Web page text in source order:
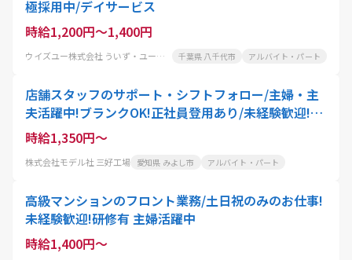
極採用中/デイサービス
時給1,200円～1,400円
ウイズユー株式会社 ういず・ユー勝田台デイサロン 千葉県 八千代市 アルバイト・パート
店舗スタッフのサポート・シフトフォロー/主婦・主
夫活躍中!ブランクOK!正社員登用あり/未経験歓迎!ク
リーニング代50%OFF
時給1,350円～
株式会社モデル社 三好工場 愛知県 みよし市 アルバイト・パート
⾼級マンションのフロント業務/土日祝のみのお仕事!
未経験歓迎!研修有 主婦活躍中
時給1,400円～